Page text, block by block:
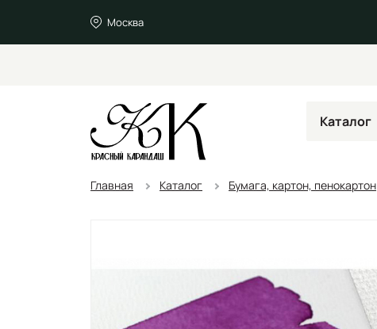
Москва
Каталог
Главная Каталог Бумага, картон, пенокартон